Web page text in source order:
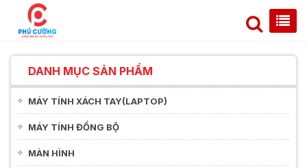
DANH MỤC SẢN PHẨM
MÁY TÍNH XÁCH TAY(LAPTOP)
MÁY TÍNH ĐỒNG BỘ
MÀN HÌNH